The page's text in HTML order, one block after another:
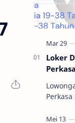
Loker
tidak di